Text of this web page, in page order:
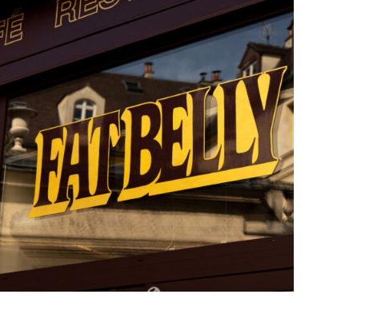
FAT BELLY, LA RÔTISSERIE ASIATIQUE COMME
CUISINE DU TEMPS LONG